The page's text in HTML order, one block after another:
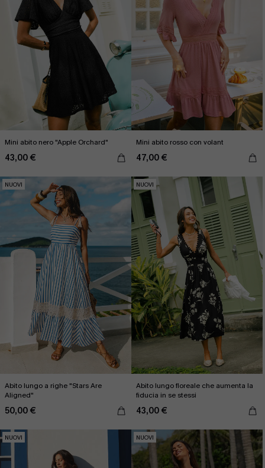
Mini abito nero "Apple Orchard"
43,00 €
Mini abito rosso con volant
47,00 €
NUOVI
Abito lungo a righe "Stars Are
Aligned"
50,00 €
NUOVI
Abito lungo floreale che aumenta la
fiducia in se stessi
43,00 €
NUOVI NUOVI